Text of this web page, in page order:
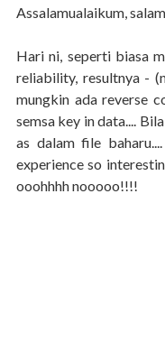
Assalamualaikum,
Hari ni, seperti biasa
reliability, resultnya -
mungkin ada reverse
semsa key in data....
as dalam file
experience so
ooohhhh nooooo!!!!